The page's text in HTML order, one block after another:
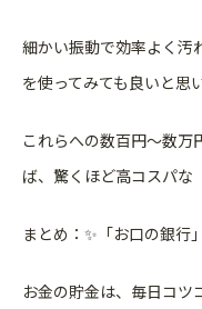
細かい振動で効率よく汚
を使ってみても良いと思
これらへの数百円〜数
ば、驚くほど高コスパな
まとめ：✨「お口の銀行
お金の貯金は、毎日コツ